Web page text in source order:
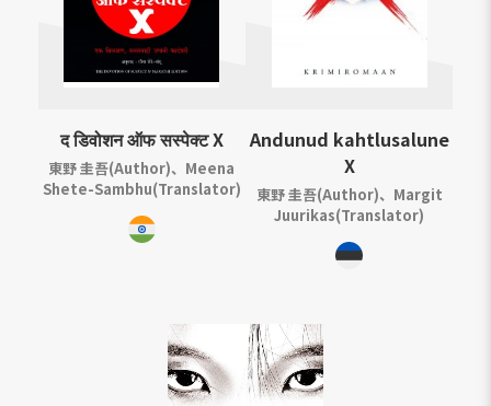
द डिवोशन ऑफ सस्पेक्ट X
東野 圭吾(Author)、Meena
Shete-Sambhu(Translator)
Andunud kahtlusalune
X
東野 圭吾(Author)、Margit
Juurikas(Translator)